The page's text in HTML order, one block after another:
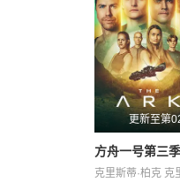
更新至第
方舟一号第三季